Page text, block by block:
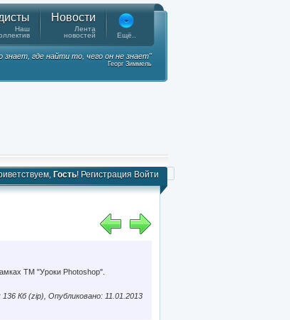
Наш
Новости
Лента
новостей
Ещё..
где найти то, чего он не знает"
Георг Зиммель
Гость! Регистрация Войти
ТМ "Уроки Photoshop".
136 Кб (zip), Опубликовано: 11.01.2013